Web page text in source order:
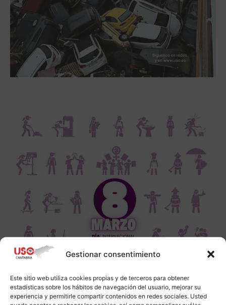
Gestionar consentimiento
Este sitio web utiliza cookies propias y de terceros para obtener
estadísticas sobre los hábitos de navegación del usuario, mejorar su
experiencia y permitirle compartir contenidos en redes sociales. Usted